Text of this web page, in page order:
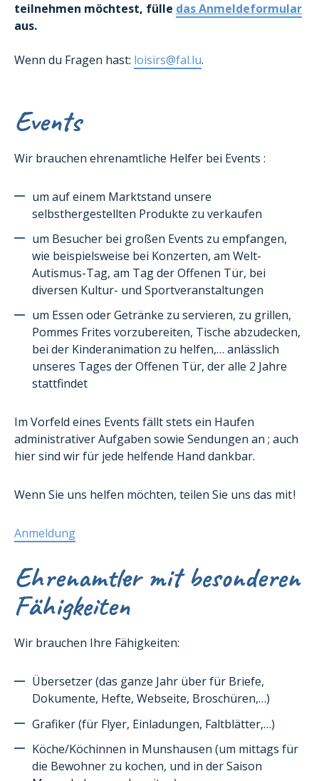
teilnehmen möchtest, fülle das Anmeldeformular
aus.
Wenn du Fragen hast: loisirs@fal.lu.
Events
Wir brauchen ehrenamtliche Helfer bei Events :
um auf einem Marktstand unsere
selbsthergestellten Produkte zu verkaufen
um Besucher bei großen Events zu empfangen,
wie beispielsweise bei Konzerten, am Welt-
Autismus-Tag, am Tag der Offenen Tür, bei
diversen Kultur- und Sportveranstaltungen
um Essen oder Getränke zu servieren, zu grillen,
Pommes Frites vorzubereiten, Tische abzudecken,
bei der Kinderanimation zu helfen,… anlässlich
unseres Tages der Offenen Tür, der alle 2 Jahre
stattfindet
Im Vorfeld eines Events fällt stets ein Haufen
administrativer Aufgaben sowie Sendungen an ; auch
hier sind wir für jede helfende Hand dankbar.
Wenn Sie uns helfen möchten, teilen Sie uns das mit !
Anmeldung
Ehrenamtler mit besonderen
Fähigkeiten
Wir brauchen Ihre Fähigkeiten:
Übersetzer (das ganze Jahr über für Briefe,
Dokumente, Hefte, Webseite, Broschüren,…)
Grafiker (für Flyer, Einladungen, Faltblätter,…)
Köche/Köchinnen in Munshausen (um mittags für
die Bewohner zu kochen, und in der Saison